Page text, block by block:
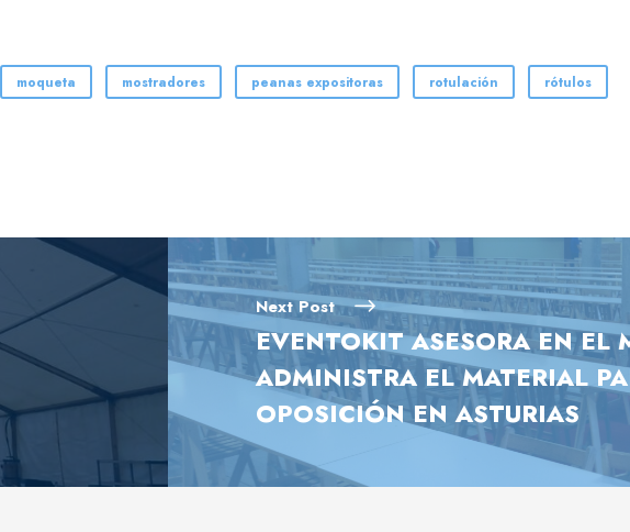
moqueta mostradores peanas expositoras rotulación
rótulos
Next Post
EVENTOKIT ASESORA EN EL
ADMINISTRA EL MATERIAL
OPOSICIÓN EN ASTURIAS